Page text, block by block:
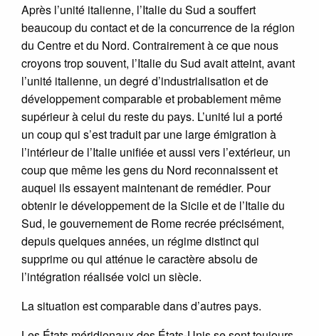
Après l’unité italienne, l’Italie du Sud a souffert
beaucoup du contact et de la concurrence de la région
du Centre et du Nord. Contrairement à ce que nous
croyons trop souvent, l’Italie du Sud avait atteint, avant
l’unité italienne, un degré d’industrialisation et de
développement comparable et probablement même
supérieur à celui du reste du pays. L’unité lui a porté
un coup qui s’est traduit par une large émigration à
l’intérieur de l’Italie unifiée et aussi vers l’extérieur, un
coup que même les gens du Nord reconnaissent et
auquel ils essayent maintenant de remédier. Pour
obtenir le développement de la Sicile et de l’Italie du
Sud, le gouvernement de Rome recrée précisément,
depuis quelques années, un régime distinct qui
supprime ou qui atténue le caractère absolu de
l’intégration réalisée voici un siècle.
La situation est comparable dans d’autres pays.